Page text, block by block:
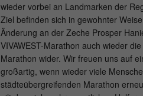
wieder vorbei an Landmarken der
Ziel befinden sich in gewohnter
Änderung an der Zeche Prosper
VIVAWEST-Marathon auch wieder
Marathon wider. Wir freuen uns auf
großartig, wenn wieder viele
städteübergreifenden Marathon